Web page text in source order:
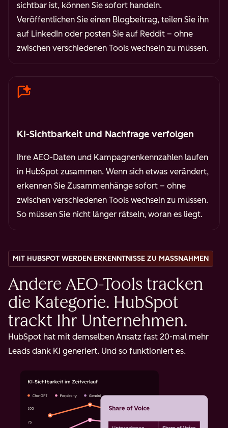
sichtbar ist, können Sie sofort handeln.
Veröffentlichen Sie einen Blogbeitrag, teilen Sie ihn
auf LinkedIn oder posten Sie auf Reddit – ohne
zwischen verschiedenen Tools wechseln zu müssen.
KI-Sichtbarkeit und Nachfrage verfolgen
Ihre AEO-Daten und Kampagnenkennzahlen laufen
in HubSpot zusammen. Wenn sich etwas verändert,
erkennen Sie Zusammenhänge sofort – ohne
zwischen verschiedenen Tools wechseln zu müssen.
So müssen Sie nicht länger rätseln, woran es liegt.
MIT HUBSPOT WERDEN ERKENNTNISSE ZU MASSNAHMEN
Andere AEO-Tools tracken
die Kategorie. HubSpot
trackt Ihr Unternehmen.
HubSpot hat mit demselben Ansatz fast 20-mal mehr
Leads dank KI generiert. Und so funktioniert es.